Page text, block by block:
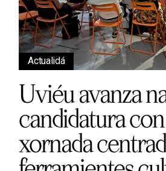
Actualidá
Uviéu avanza
candidatura
xornada